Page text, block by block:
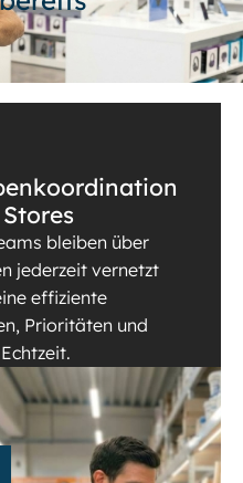
bleiben über
jederzeit vernetzt
effiziente
Prioritäten und